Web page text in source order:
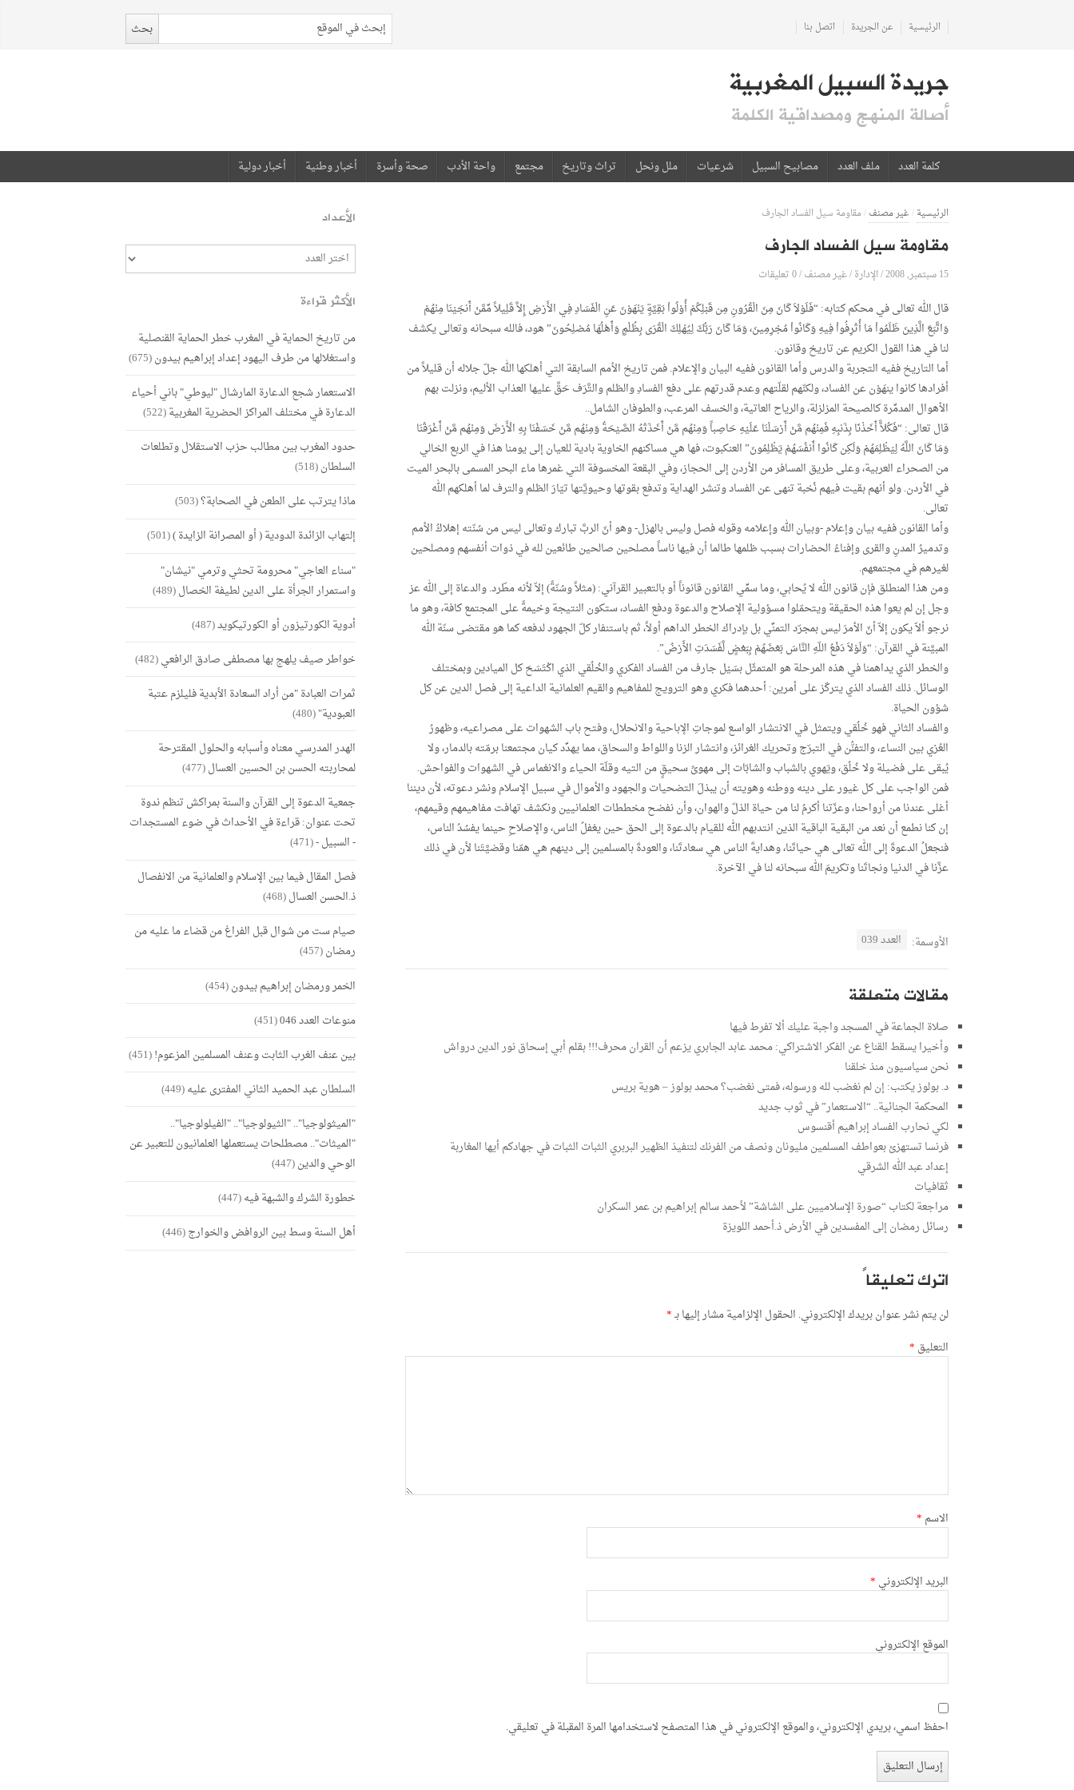
الرئيسية عن الجريدة اتصل بنا
جريدة السبيل المغربية
أصالة المنهج ومصداقية الكلمة
كلمة العدد ملف العدد مصابيح السبيل شرعيات ملل ونحل تراث وتاريخ مجتمع واحة الأدب صحة وأسرة أخبار وطنية أخبار دولية
الرئيسية/غير مصنف/مقاومة سيل الفساد الجارف
مقاومة سيل الفساد الجارف
15 سبتمبر, 2008 /الإدارة/غير مصنف/0 تعليقات
قال الله تعالى في محكم كتابه: “فَلَوْلاَ كَانَ مِنَ الْقُرُونِ مِن قَبْلِكُمْ أُوْلُواْ بَقِيَّةٍ يَنْهَوْنَ عَنِ الْفَسَادِ فِي الأَرْضِ إِلاَّ قَلِيلاً مِّمَّنْ أَنجَيْنَا مِنْهُمْ
وَاتَّبَعَ الَّذِينَ ظَلَمُواْ مَا أُتْرِفُواْ فِيهِ وَكَانُواْ مُجْرِمِينَ، وَمَا كَانَ رَبُّكَ لِيُهْلِكَ الْقُرَى بِظُلْمٍ وَأَهْلُهَا مُصْلِحُونَ” هود، فالله سبحانه وتعالى يكشف
لنا في هذا القول الكريم عن تاريخ وقانون.
أما التاريخ ففيه التجربة والدرس وأما القانون ففيه البيان والإعلام. فمن تاريخ الأمم السابقة التي أهلكها الله جلّ جلاله أن قليلاً من
أفرادها كانوا ينهَوْن عن الفساد، ولكنّهم لقلّتهم وعدم قدرتهم على دفع الفسادِ والظلم والتَّرَف حَقَّ عليها العذاب الأليم، ونزلت بهم
الأهوال المدمِّرة كالصيحة المزلزلة، والرياح العاتية، والخسف المرعب، والطوفان الشامل..
قال تعالى: “فَكُلاًّ أَخَذْنَا بِذَنبِهِ فَمِنْهُم مَّنْ أَرْسَلْنَا عَلَيْهِ حَاصِباً وَمِنْهُم مَّنْ أَخَذَتْهُ الصَّيْحَةُ وَمِنْهُم مَّنْ خَسَفْنَا بِهِ الْأَرْضَ وَمِنْهُم مَّنْ أَغْرَقْنَا
وَمَا كَانَ اللَّهُ لِيَظْلِمَهُمْ وَلَكِن كَانُوا أَنفُسَهُمْ يَظْلِمُونَ” العنكبوت، فها هي مساكنهم الخاوية بادية للعيان إلى يومنا هذا في الربع الخالي
من الصحراء العربية، وعلى طريق المسافر من الأردن إلى الحجاز، وفي البقعة المخسوفة التي غمرها ماء البحر المسمى بالبحر الميت
في الأردن. ولو أنهم بقيت فيهم نُخبة تنهى عن الفساد وتنشر الهداية وتدفع بقوتها وحيويَّتها تيّارَ الظلم والترف لما أهلكهم الله
تعالى.
وأما القانون ففيه بيان وإعلام -وبيان الله وإعلامه وقوله فصل وليس بالهزل- وهو أنّ الربَّ تبارك وتعالى ليس من سُنّته إهلاكُ الأمم
وتدميرُ المدنِ والقرى وإفناءُ الحضارات بسبب ظلمها طالما أن فيها ناساً مصلحين صالحين طائعين لله في ذوات أنفسهم ومصلحين
لغيرهم في مجتمعهم.
ومن هذا المنطلق فإن قانون الله لا يُحابي، وما سمِّي القانون قانوناً أو بالتعبير القرآني: (مثلاً وسُنّةً) إلاّ لأنه مطّرد. والدعاة إلى الله عز
وجل إن لم يعوا هذه الحقيقة ويتحمّلوا مسؤولية الإصلاح والدعوة ودفع الفساد، ستكون النتيجة وخيمةً على المجتمع كافة، وهو ما
نرجو ألاّ يكون إلاّ أنّ الأمرَ ليس بمجرّد التمنِّي بل بإدراك الخطر الداهم أولاً، ثم باستنفار كلّ الجهود لدفعه كما هو مقتضى سنّة الله
المبيَّنة في القرآن: “وَلَوْلاَ دَفْعُ اللّهِ النَّاسَ بَعْضَهُمْ بِبَعْضٍ لَّفَسَدَتِ الأَرْضُ”.
والخطر الذي يداهمنا في هذه المرحلة هو المتمثّل بسَيْل جارف من الفساد الفكري والخُلُقي الذي اكْتَسَحَ كل الميادين وبمختلف
الوسائل. ذلك الفساد الذي يتركّز على أمرين: أحدهما فكري وهو الترويج للمفاهيم والقيم العلمانية الداعية إلى فصل الدين عن كل
شؤون الحياة.
والفساد الثاني فهو خُلُقي ويتمثل في الانتشار الواسع لموجاتِ الإباحية والانحلال، وفتح باب الشهوات على مصراعيه، وظهورُ
العُرْي بين النساء، والتفنُّن في التبرّج وتحريك الغرائز، وانتشار الزنا واللواط والسحاق، مما يهدِّد كيان مجتمعنا برمّته بالدمار، ولا
يُبقى على فضيلة ولا خُلُق، ويَهوي بالشباب والشابّات إلى مهوىً سحيقٍ من التيه وقلّة الحياء والانغماس في الشهوات والفواحش.
فمن الواجب على كل غيور على دينه ووطنه وهويته أن يبذلَ التضحيات والجهود والأموال في سبيل الإسلام ونشر دعوته، لأن ديننا
أغلى عندنا من أرواحنا، وعزّتنا أكرمُ لنا من حياة الذلّ والهوان، وأن نفضح مخططات العلمانيين ونكشف تهافت مفاهيمهم وقيمهم،
إن كنا نطمع أن نعد من البقية الباقية الذين انتدبهم الله للقيام بالدعوة إلى الحق حين يغفلُ الناس، والإصلاحِ حينما يفسُدُ الناس،
فنجعلُ الدعوةَ إلى الله تعالى هي حياتَنا، وهدايةَ الناس هي سعادتَنا، والعودةَ بالمسلمين إلى دينهم هي همّنا وقضيَّتَنا لأن في ذلك
عزَّنا في الدنيا ونجاتَنا وتكريمَ الله سبحانه لنا في الآخرة.
الأوسمة: العدد 039
مقالات متعلقة
صلاة الجماعة في المسجد واجبة عليك ألا تفرط فيها
وأخيرا يسقط القناع عن الفكر الاشتراكي: محمد عابد الجابري يزعم أن القران محرف!!! بقلم أبي إسحاق نور الدين درواش
نحن سياسيون منذ خلقنا
د. بولوز يكتب: إن لم نغضب لله ورسوله، فمتى نغضب؟ محمد بولوز – هوية بريس
المحكمة الجنائية.. “الاستعمار” في ثوب جديد
لكي نحارب الفساد إبراهيم أقنسوس
فرنسا تستهزئ بعواطف المسلمين مليونان ونصف من الفرنك لتنفيذ الظهير البربري الثبات الثبات في جهادكم أيها المغاربة
إعداد عبد الله الشرقي
ثقافيات
مراجعة لكتاب “صورة الإسلاميين على الشاشة” لأحمد سالم إبراهيم بن عمر السكران
رسائل رمضان إلى المفسدين في الأرض ذ.أحمد اللويزة
اترك تعليقاً
لن يتم نشر عنوان بريدك الإلكتروني. الحقول الإلزامية مشار إليها بـ*
التعليق *
الاسم *
البريد الإلكتروني *
الموقع الإلكتروني
احفظ اسمي، بريدي الإلكتروني، والموقع الإلكتروني في هذا المتصفح لاستخدامها المرة المقبلة في تعليقي.
الأعداد
الأكثر قراءة
من تاريخ الحماية في المغرب خطر الحماية القنصلية
واستغلالها من طرف اليهود إعداد إبراهيم بيدون(675)
الاستعمار شجع الدعارة المارشال "ليوطي" باني أحياء
الدعارة في مختلف المراكز الحضرية المغربية(522)
حدود المغرب بين مطالب حزب الاستقلال وتطلعات
السلطان(518)
ماذا يترتب على الطعن في الصحابة؟(503)
إلتهاب الزائدة الدودية ( أو المصرانة الزايدة )(501)
"سناء العاجي" محرومة تحثي وترمي "نيشان"
واستمرار الجرأة على الدين لطيفة الخصال(489)
أدوية الكورتيزون أو الكورتيكويد(487)
خواطر صيف يلهج بها مصطفى صادق الرافعي(482)
ثمرات العبادة "من أراد السعادة الأبدية فليلزم عتبة
العبودية"(480)
الهدر المدرسي معناه وأسبابه والحلول المقترحة
لمحاربته الحسن بن الحسين العسال(477)
جمعية الدعوة إلى القرآن والسنة بمراكش تنظم ندوة
تحت عنوان: قراءة في الأحداث في ضوء المستجدات
- السبيل -(471)
فصل المقال فيما بين الإسلام والعلمانية من الانفصال
ذ.الحسن العسال(468)
صيام ست من شوال قبل الفراغ من قضاء ما عليه من
رمضان(457)
الخمر ورمضان إبراهيم بيدون(454)
منوعات العدد 046
(451)
بين عنف الغرب الثابت وعنف المسلمين المزعوم!(451)
السلطان عبد الحميد الثاني المفترى عليه(449)
"الميثولوجيا".. "الثيولوجيا".. "الفيلولوجيا"..
"الميثات".. مصطلحات يستعملها العلمانيون للتعبير عن
الوحي والدين(447)
خطورة الشرك والشبهة فيه(447)
أهل السنة وسط بين الروافض والخوارج(446)